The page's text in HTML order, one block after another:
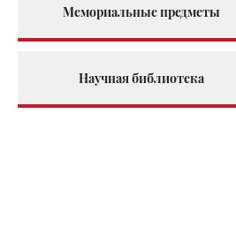
Мемориальные предметы
Научная библиотека